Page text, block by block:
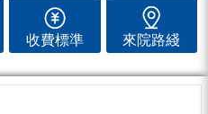
收費標準 來院路綫